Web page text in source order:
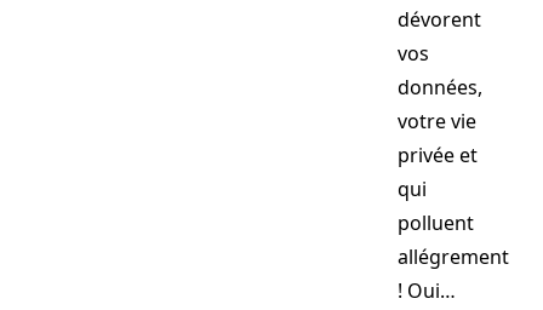
dévorent
vos
données,
votre vie
privée et
qui
polluent
allégrement
! Oui…